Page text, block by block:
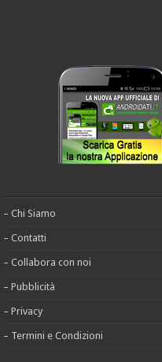
– Chi Siamo
– Contatti
– Collabora con noi
– Pubblicità
– Privacy
– Termini e Condizioni